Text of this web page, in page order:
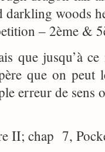
darkling woods
– 2ème &
que jusqu’à
que on
erreur de sens
II; chap 7,